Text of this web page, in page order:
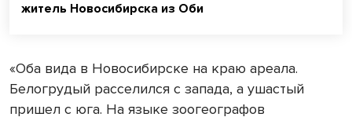
житель Новосибирска из Оби
«Оба вида в Новосибирске на краю ареала.
Белогрудый расселился с запада, а ушастый
пришел с юга. На языке зоогеографов